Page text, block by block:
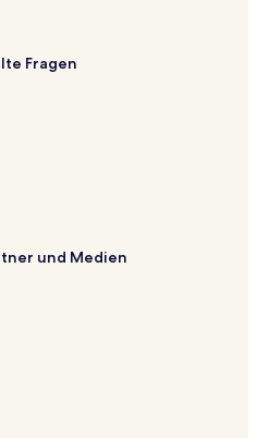
Fragen
und Medien